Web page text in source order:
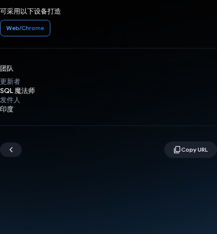
可采用以下设备打造
Web/Chrome
团队
更新者
SQL 魔法师
发件人
印度